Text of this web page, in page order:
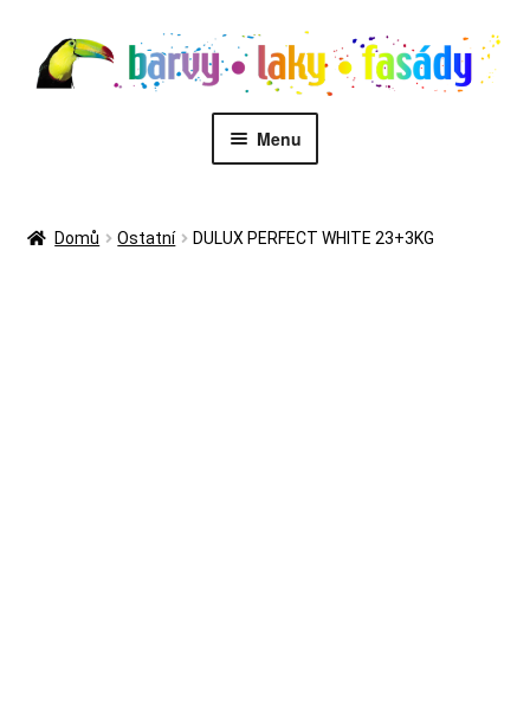
Přeskočit
na
Přejít
Menu
Domů Ostatní DULUX PERFECT WHITE 23+3KG